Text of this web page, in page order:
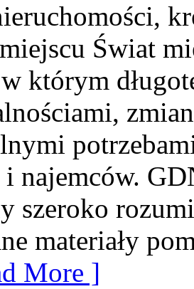
Świat
którym
i najemców.
szeroko
materiały
More ]